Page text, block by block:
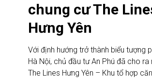
chung cư The
Hưng Yên
Với định hướng trở thành biểu tượng
Hà Nội, chủ đầu tư An Phú đã cho ra
The Lines Hưng Yên – Khu tổ hợp